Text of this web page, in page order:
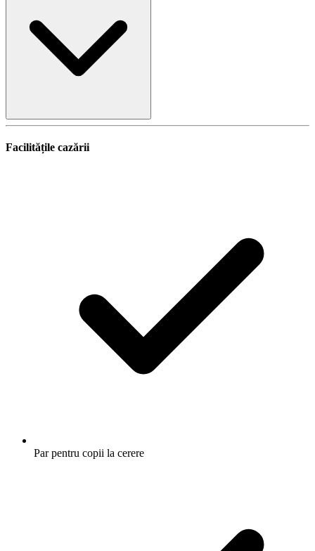
Facilitățile cazării
Par pentru copii la cerere